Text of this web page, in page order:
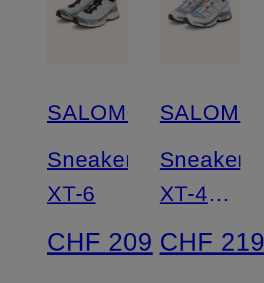
SALOMON
Sneaker
XT-6
CHF 209
Sneaker
XT-4
OG
CHF